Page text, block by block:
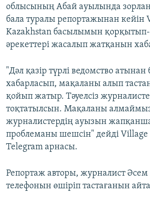
облысының Абай ауылында
бала туралы репортажынан кейін
Kazakhstan басылымын қорқытып-
әрекеттері жасалып жатқанын
"Дәл қазір түрлі ведомство атынан
хабарласып, мақаланы алып
қойып жатыр. Тәуелсіз
тоқтатылсын. Мақаланы
журналистердің ауызын
проблеманы шешсін" дейді Village
Telegram арнасы.
Репортаж авторы, журналист
телефонын өшіріп тастағанын